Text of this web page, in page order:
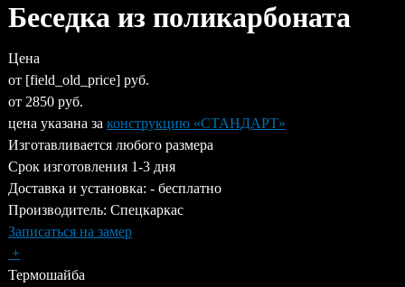
Беседка из поликарбоната
Цена
от [field_old_price] руб.
от 2850руб.
цена указана за конструкцию «СТАНДАРТ»
Изготавливается любого размера
Срок изготовления 1-3 дня
Доставка и установка: - бесплатно
Производитель: Спецкаркас
Записаться на замер
+
Термошайба